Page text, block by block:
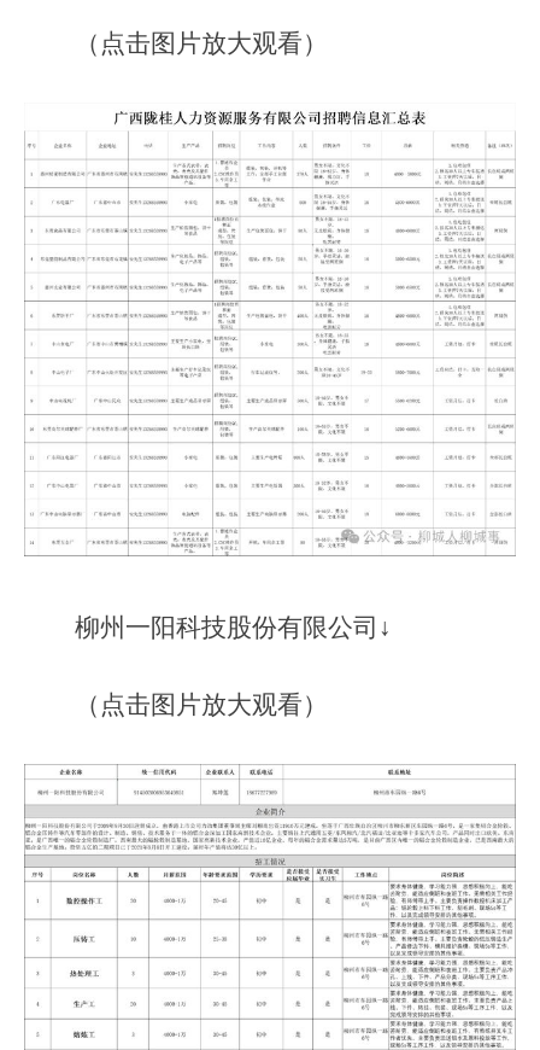
（点击图片放大观看）
柳州一阳科技股份有限公司↓
（点击图片放大观看）